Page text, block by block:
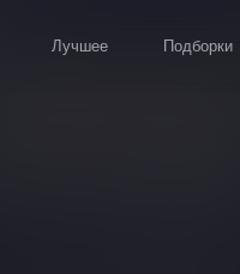
Лучшее Подборки